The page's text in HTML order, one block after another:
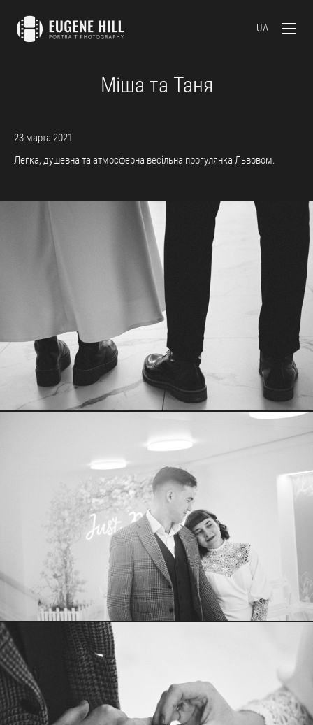
UA
Міша та Таня
23 марта 2021
Легка, душевна та атмосферна весільна прогулянка Львовом.